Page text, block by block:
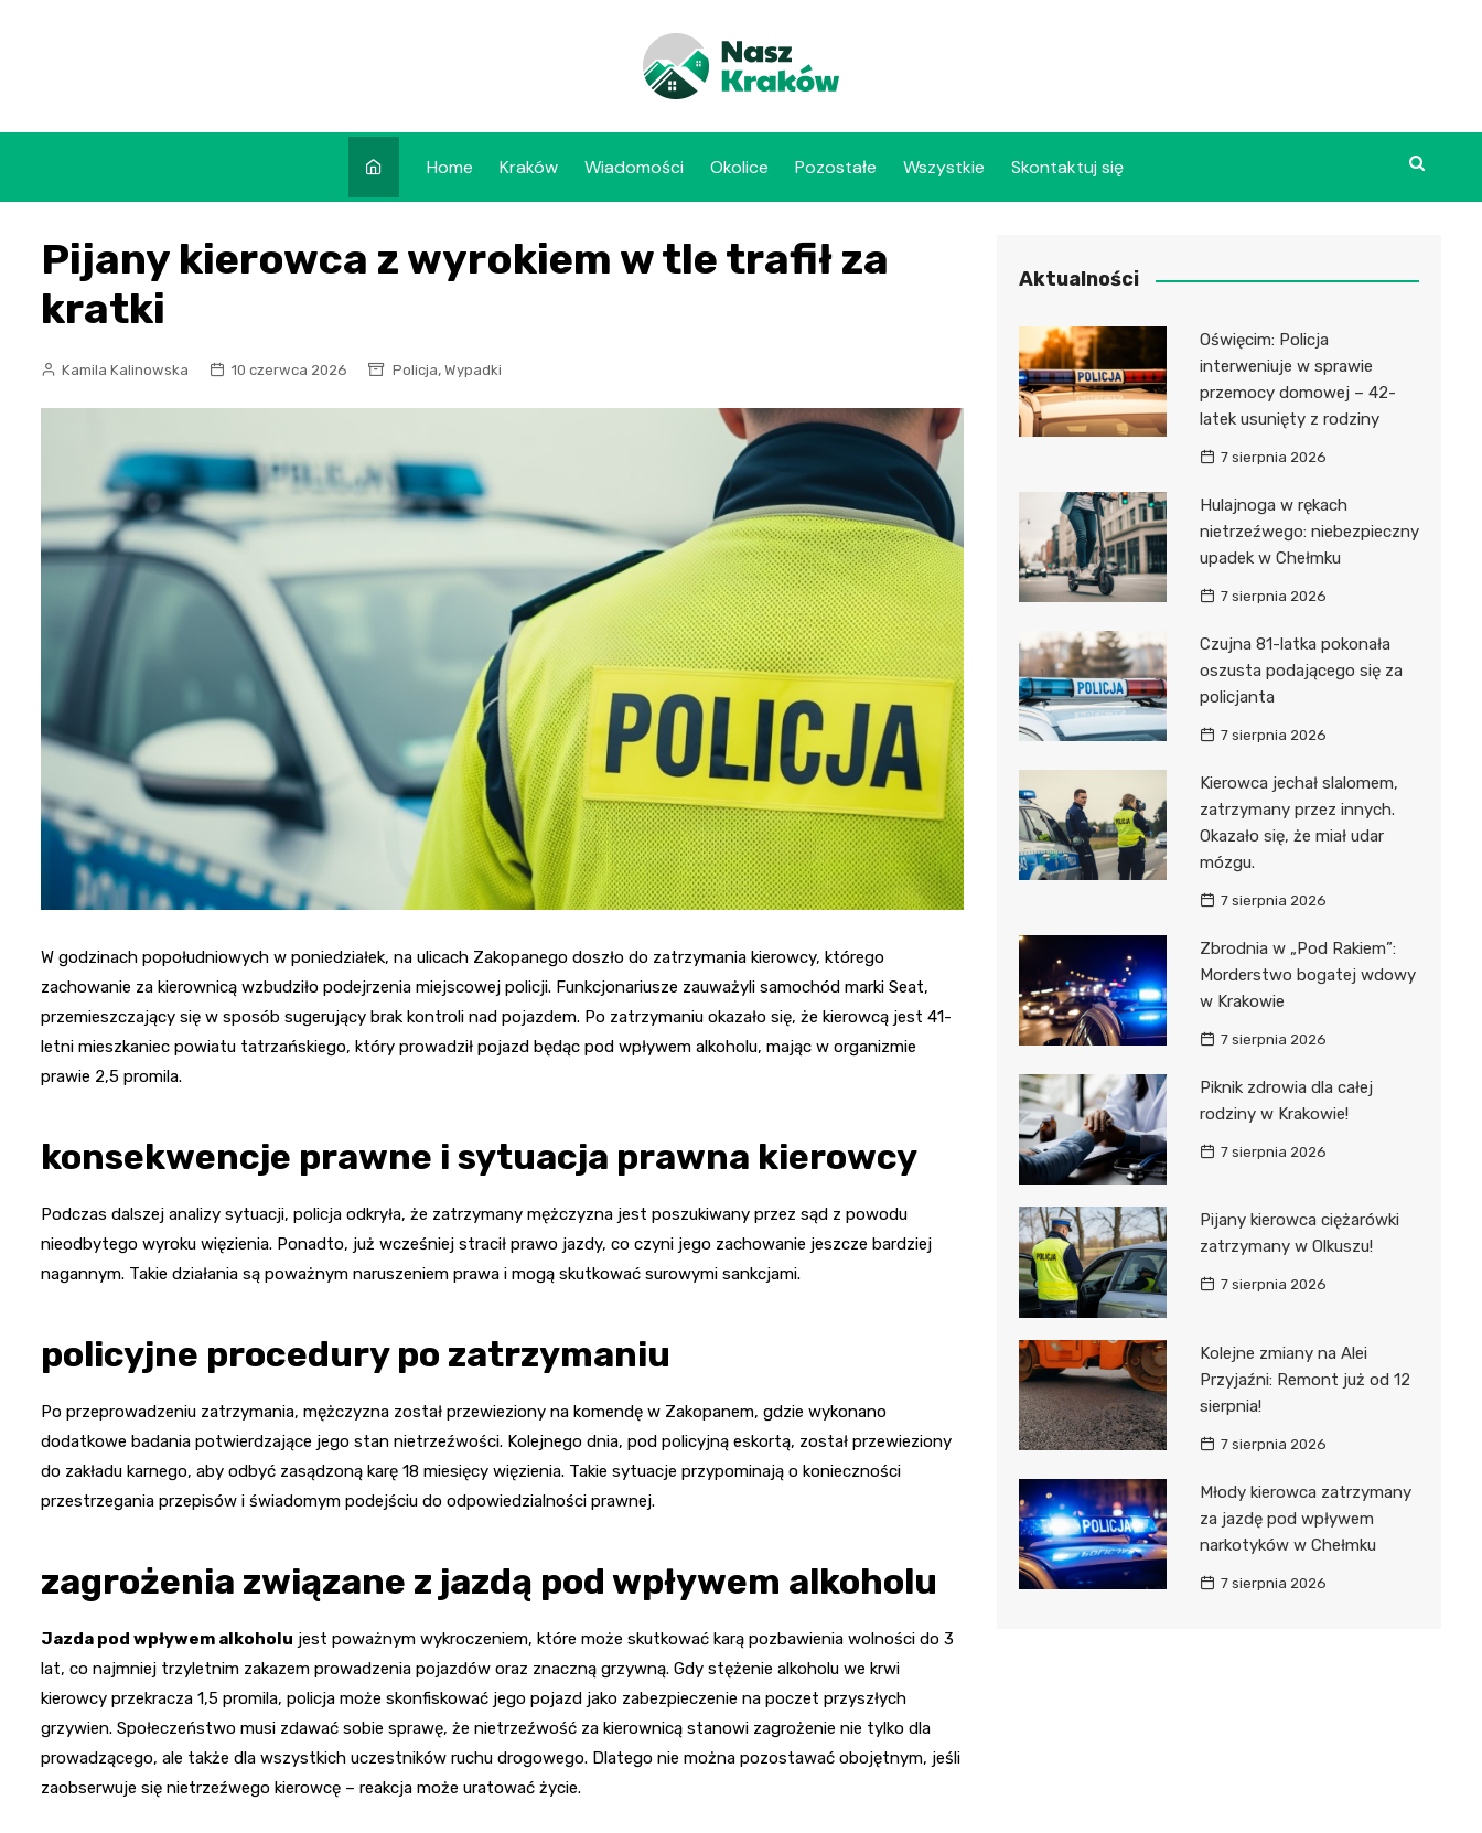
Home Kraków Wiadomości Okolice Pozostałe Wszystkie Skontaktuj się
Pijany kierowca z wyrokiem w tle trafił za
kratki
Kamila Kalinowska 10 czerwca 2026 Policja, Wypadki
W godzinach popołudniowych w poniedziałek, na ulicach Zakopanego doszło do zatrzymania kierowcy, którego
zachowanie za kierownicą wzbudziło podejrzenia miejscowej policji. Funkcjonariusze zauważyli samochód marki Seat,
przemieszczający się w sposób sugerujący brak kontroli nad pojazdem. Po zatrzymaniu okazało się, że kierowcą jest 41-
letni mieszkaniec powiatu tatrzańskiego, który prowadził pojazd będąc pod wpływem alkoholu, mając w organizmie
prawie 2,5 promila.
konsekwencje prawne i sytuacja prawna kierowcy
Podczas dalszej analizy sytuacji, policja odkryła, że zatrzymany mężczyzna jest poszukiwany przez sąd z powodu
nieodbytego wyroku więzienia. Ponadto, już wcześniej stracił prawo jazdy, co czyni jego zachowanie jeszcze bardziej
nagannym. Takie działania są poważnym naruszeniem prawa i mogą skutkować surowymi sankcjami.
policyjne procedury po zatrzymaniu
Po przeprowadzeniu zatrzymania, mężczyzna został przewieziony na komendę w Zakopanem, gdzie wykonano
dodatkowe badania potwierdzające jego stan nietrzeźwości. Kolejnego dnia, pod policyjną eskortą, został przewieziony
do zakładu karnego, aby odbyć zasądzoną karę 18 miesięcy więzienia. Takie sytuacje przypominają o konieczności
przestrzegania przepisów i świadomym podejściu do odpowiedzialności prawnej.
zagrożenia związane z jazdą pod wpływem alkoholu
Jazda pod wpływem alkoholu jest poważnym wykroczeniem, które może skutkować karą pozbawienia wolności do 3
lat, co najmniej trzyletnim zakazem prowadzenia pojazdów oraz znaczną grzywną. Gdy stężenie alkoholu we krwi
kierowcy przekracza 1,5 promila, policja może skonfiskować jego pojazd jako zabezpieczenie na poczet przyszłych
grzywien. Społeczeństwo musi zdawać sobie sprawę, że nietrzeźwość za kierownicą stanowi zagrożenie nie tylko dla
prowadzącego, ale także dla wszystkich uczestników ruchu drogowego. Dlatego nie można pozostawać obojętnym, jeśli
zaobserwuje się nietrzeźwego kierowcę – reakcja może uratować życie.
Aktualności
Oświęcim: Policja
interweniuje w sprawie
przemocy domowej – 42-
latek usunięty z rodziny
7 sierpnia 2026
Hulajnoga w rękach
nietrzeźwego: niebezpieczny
upadek w Chełmku
7 sierpnia 2026
Czujna 81-latka pokonała
oszusta podającego się za
policjanta
7 sierpnia 2026
Kierowca jechał slalomem,
zatrzymany przez innych.
Okazało się, że miał udar
mózgu.
7 sierpnia 2026
Zbrodnia w „Pod Rakiem”:
Morderstwo bogatej wdowy
w Krakowie
7 sierpnia 2026
Piknik zdrowia dla całej
rodziny w Krakowie!
7 sierpnia 2026
Pijany kierowca ciężarówki
zatrzymany w Olkuszu!
7 sierpnia 2026
Kolejne zmiany na Alei
Przyjaźni: Remont już od 12
sierpnia!
7 sierpnia 2026
Młody kierowca zatrzymany
za jazdę pod wpływem
narkotyków w Chełmku
7 sierpnia 2026